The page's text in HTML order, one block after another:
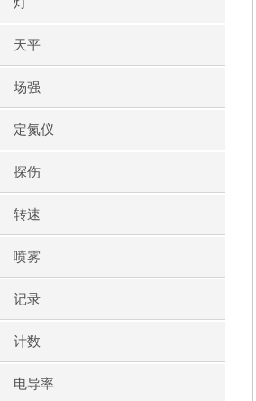
天平
场强
定氮仪
探伤
转速
喷雾
记录
计数
电导率